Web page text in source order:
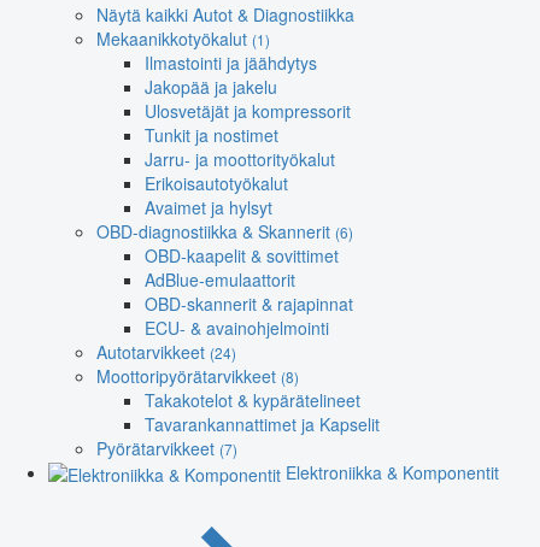
Näytä kaikki Autot & Diagnostiikka
Mekaanikkotyökalut (1)
Ilmastointi ja jäähdytys
Jakopää ja jakelu
Ulosvetäjät ja kompressorit
Tunkit ja nostimet
Jarru- ja moottorityökalut
Erikoisautotyökalut
Avaimet ja hylsyt
OBD-diagnostiikka & Skannerit (6)
OBD-kaapelit & sovittimet
AdBlue-emulaattorit
OBD-skannerit & rajapinnat
ECU- & avainohjelmointi
Autotarvikkeet (24)
Moottoripyörätarvikkeet (8)
Takakotelot & kypärätelineet
Tavarankannattimet ja Kapselit
Pyörätarvikkeet (7)
Elektroniikka & Komponentit